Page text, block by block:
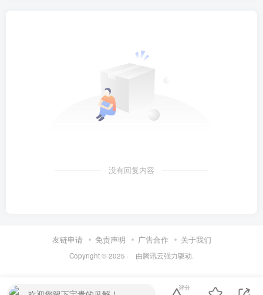
没有回复内容
友链申请 免责声明 广告合作 关于我们
Copyright © 2025 · · 由腾讯云强力驱动.
评分